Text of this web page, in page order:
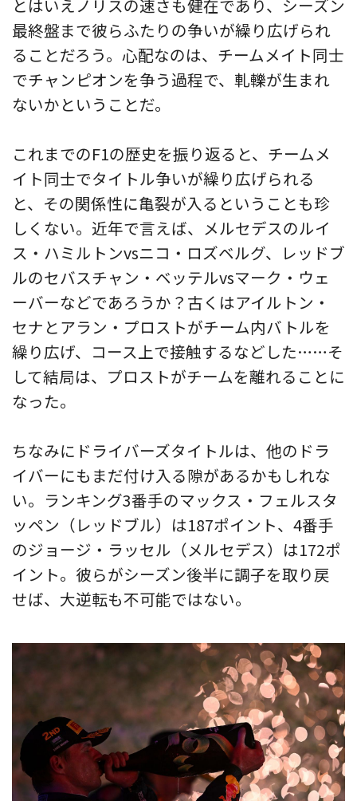
とはいえノリスの速さも健在であり、シーズン
最終盤まで彼らふたりの争いが繰り広げられ
ることだろう。心配なのは、チームメイト同士
でチャンピオンを争う過程で、軋轢が生まれ
ないかということだ。
これまでのF1の歴史を振り返ると、チームメ
イト同士でタイトル争いが繰り広げられる
と、その関係性に亀裂が入るということも珍
しくない。近年で言えば、メルセデスのルイ
ス・ハミルトンvsニコ・ロズベルグ、レッドブ
ルのセバスチャン・ベッテルvsマーク・ウェ
ーバーなどであろうか？古くはアイルトン・
セナとアラン・プロストがチーム内バトルを
繰り広げ、コース上で接触するなどした……そ
して結局は、プロストがチームを離れることに
なった。
ちなみにドライバーズタイトルは、他のドラ
イバーにもまだ付け入る隙があるかもしれな
い。ランキング3番手のマックス・フェルスタ
ッペン（レッドブル）は187ポイント、4番手
のジョージ・ラッセル（メルセデス）は172ポ
イント。彼らがシーズン後半に調子を取り戻
せば、大逆転も不可能ではない。